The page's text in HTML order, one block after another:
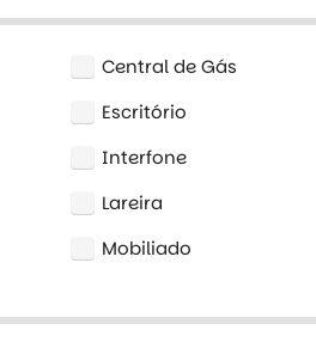
Central de Gás
Escritório
Interfone
Lareira
Mobiliado